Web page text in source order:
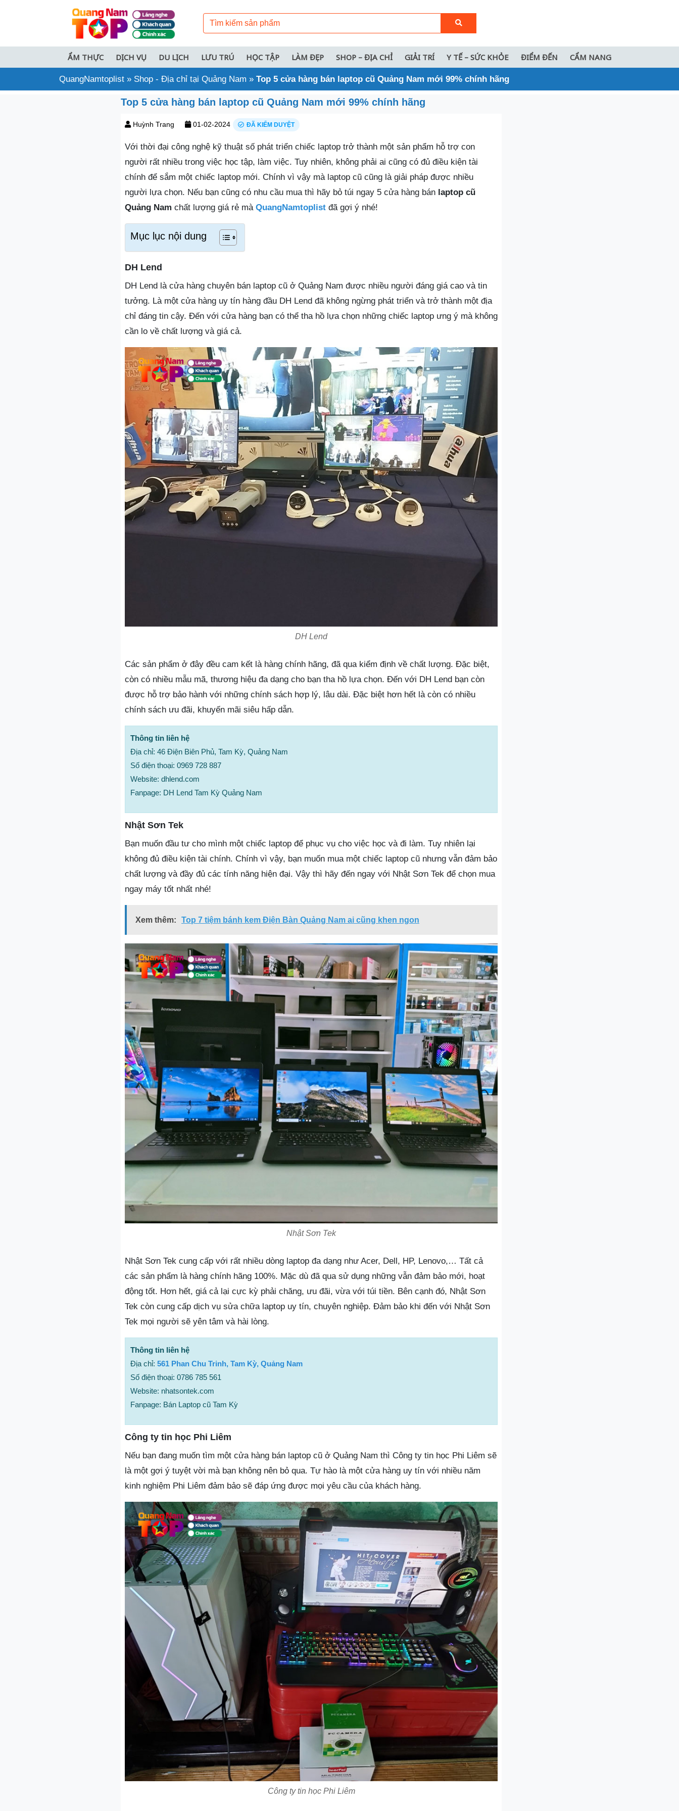
ẨM THỰC DỊCH VỤ DU LỊCH LƯU TRÚ HỌC TẬP LÀM ĐẸP SHOP – ĐỊA CHỈ GIẢI TRÍ Y TẾ – SỨC KHỎE ĐIỂM ĐẾN CẨM NANG
QuangNamtoplist » Shop - Địa chỉ tại Quảng Nam » Top 5 cửa hàng bán laptop cũ Quảng Nam mới 99% chính hãng
Top 5 cửa hàng bán laptop cũ Quảng Nam mới 99% chính hãng
Huỳnh Trang 01-02-2024 ĐÃ KIỂM DUYỆT
Với thời đại công nghệ kỹ thuật số phát triển chiếc laptop trở thành một sản phẩm hỗ trợ con
người rất nhiều trong việc học tập, làm việc. Tuy nhiên, không phải ai cũng có đủ điều kiện tài
chính để sắm một chiếc laptop mới. Chính vì vậy mà laptop cũ cũng là giải pháp được nhiều
người lựa chọn. Nếu bạn cũng có nhu cầu mua thì hãy bỏ túi ngay 5 cửa hàng bán laptop cũ
Quảng Nam chất lượng giá rẻ mà QuangNamtoplist đã gợi ý nhé!
Mục lục nội dung
DH Lend
DH Lend là cửa hàng chuyên bán laptop cũ ở Quảng Nam được nhiều người đáng giá cao và tin
tưởng. Là một cửa hàng uy tín hàng đầu DH Lend đã không ngừng phát triển và trở thành một địa
chỉ đáng tin cậy. Đến với cửa hàng bạn có thể tha hồ lựa chọn những chiếc laptop ưng ý mà không
cần lo về chất lượng và giá cả.
DH Lend
Các sản phẩm ở đây đều cam kết là hàng chính hãng, đã qua kiểm định về chất lượng. Đặc biệt,
còn có nhiều mẫu mã, thương hiệu đa dạng cho bạn tha hồ lựa chọn. Đến với DH Lend bạn còn
được hỗ trợ bảo hành với những chính sách hợp lý, lâu dài. Đặc biệt hơn hết là còn có nhiều
chính sách ưu đãi, khuyến mãi siêu hấp dẫn.
Thông tin liên hệ
Địa chỉ: 46 Điện Biên Phủ, Tam Kỳ, Quảng Nam
Số điện thoại: 0969 728 887
Website: dhlend.com
Fanpage: DH Lend Tam Kỳ Quảng Nam
Nhật Sơn Tek
Bạn muốn đầu tư cho mình một chiếc laptop để phục vụ cho việc học và đi làm. Tuy nhiên lại
không đủ điều kiện tài chính. Chính vì vậy, bạn muốn mua một chiếc laptop cũ nhưng vẫn đảm bảo
chất lượng và đầy đủ các tính năng hiện đại. Vậy thì hãy đến ngay với Nhật Sơn Tek để chọn mua
ngay máy tốt nhất nhé!
Xem thêm: Top 7 tiệm bánh kem Điện Bàn Quảng Nam ai cũng khen ngon
Nhật Sơn Tek
Nhật Sơn Tek cung cấp với rất nhiều dòng laptop đa dạng như Acer, Dell, HP, Lenovo,… Tất cả
các sản phẩm là hàng chính hãng 100%. Mặc dù đã qua sử dụng những vẫn đảm bảo mới, hoạt
động tốt. Hơn hết, giá cả lại cực kỳ phải chăng, ưu đãi, vừa với túi tiền. Bên cạnh đó, Nhật Sơn
Tek còn cung cấp dịch vụ sửa chữa laptop uy tín, chuyên nghiệp. Đảm bảo khi đến với Nhật Sơn
Tek mọi người sẽ yên tâm và hài lòng.
Thông tin liên hệ
Địa chỉ: 561 Phan Chu Trinh, Tam Kỳ, Quảng Nam
Số điện thoại: 0786 785 561
Website: nhatsontek.com
Fanpage: Bán Laptop cũ Tam Kỳ
Công ty tin học Phi Liêm
Nếu bạn đang muốn tìm một cửa hàng bán laptop cũ ở Quảng Nam thì Công ty tin học Phi Liêm sẽ
là một gợi ý tuyệt vời mà bạn không nên bỏ qua. Tự hào là một cửa hàng uy tín với nhiều năm
kinh nghiệm Phi Liêm đảm bảo sẽ đáp ứng được mọi yêu cầu của khách hàng.
Công ty tin học Phi Liêm